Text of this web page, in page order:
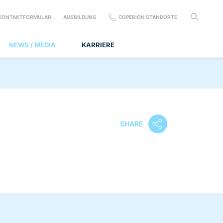
NEWS / MEDIA KARRIERE
AUSBILDUNG COPERION STANDORTE
SHARE